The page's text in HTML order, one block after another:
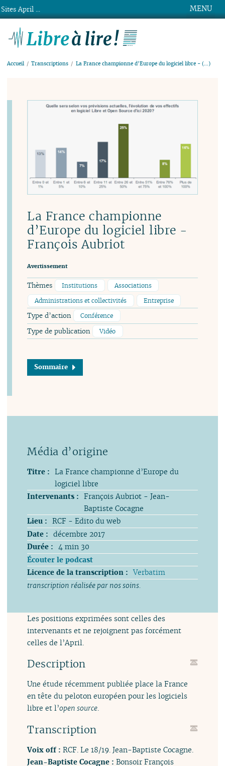
MENU
Accueil Transcriptions La France championne d’Europe du logiciel libre - (…)
La France championne
d’Europe du logiciel libre -
François Aubriot
Avertissement
Thèmes Institutions
Associations
Administrations et collectivités
Entreprise
Type d’action Conférence
Type de publication Vidéo
Sommaire
Titre : La France championne d’Europe du
logiciel libre
Intervenants : François Aubriot - Jean-
Baptiste Cocagne
Lieu : RCF - Edito du web
Date : décembre 2017
Durée : 4 min 30
Écouter le podcast
Licence de la transcription : Verbatim
transcription réalisée par nos soins.
Les positions exprimées sont celles des
intervenants et ne rejoignent pas forcément
celles de l’April.
Description
Une étude récemment publiée place la France
en tête du peloton européen pour les logiciels
libre et l’open source.
Transcription
Voix off :RCF. Le 18/19. Jean-Baptiste Cocagne.
Jean-Baptiste Cocagne :Bonsoir François
Sites April ...